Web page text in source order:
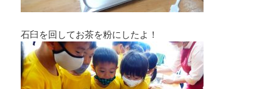
石臼を回してお茶を粉にしたよ！